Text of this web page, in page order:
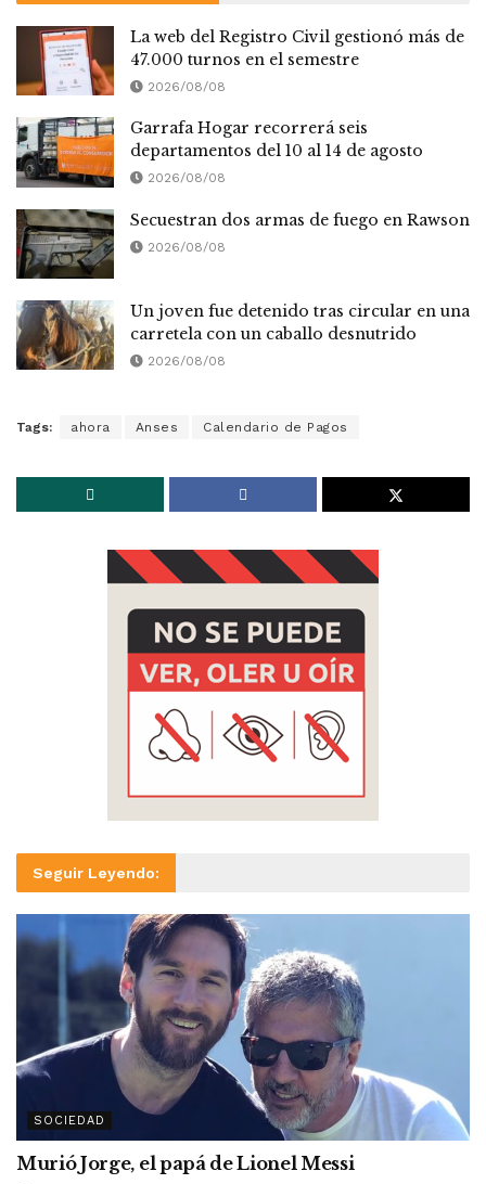
La web del Registro Civil gestionó más de
47.000 turnos en el semestre
2026/08/08
Garrafa Hogar recorrerá seis
departamentos del 10 al 14 de agosto
2026/08/08
Secuestran dos armas de fuego en Rawson
2026/08/08
Un joven fue detenido tras circular en una
carretela con un caballo desnutrido
2026/08/08
Tags: ahora Anses Calendario de Pagos
Seguir Leyendo:
SOCIEDAD
Murió Jorge, el papá de Lionel Messi